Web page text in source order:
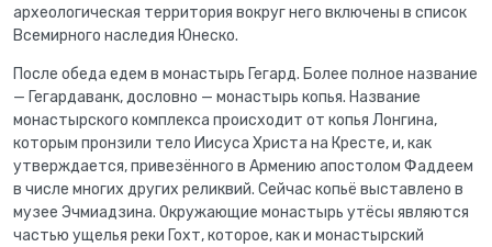
археологическая территория вокруг него включены в список
Всемирного наследия Юнеско.
После обеда едем в монастырь Гегард. Более полное название
— Гегардаванк, дословно — монастырь копья. Название
монастырского комплекса происходит от копья Лонгина,
которым пронзили тело Иисуса Христа на Кресте, и, как
утверждается, привезённого в Армению апостолом Фаддеем
в числе многих других реликвий. Сейчас копьё выставлено в
музее Эчмиадзина. Окружающие монастырь утёсы являются
частью ущелья реки Гохт, которое, как и монастырский